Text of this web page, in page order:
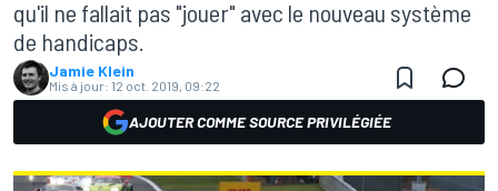
qu'il ne fallait pas "jouer" avec le nouveau système
de handicaps.
Jamie Klein
Mis à jour: 12 oct. 2019, 09:22
AJOUTER COMME SOURCE PRIVILÉGIÉE